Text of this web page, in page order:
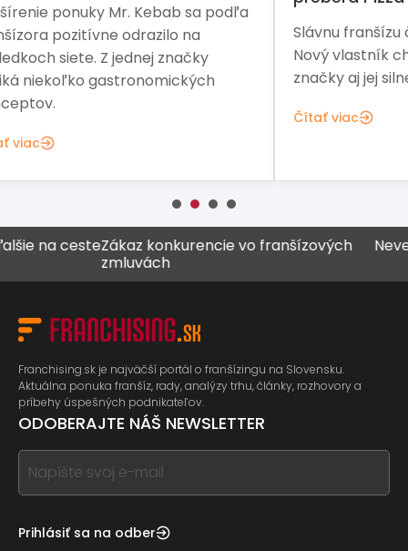
Slávnu franšízu čaká ďalšia etapa.
Nový vlastník chce obnoviť rast
značky aj jej silnejšiu pozíciu na trhu.
na cesteZákaz konkurencie vo franšízových
zmluvách
Never
Franchising.sk je najväčší portál o franšízingu na Slovensku.
Aktuálna ponuka franšíz, rady, analýzy trhu, články, rozhovory a
príbehy úspešných podnikateľov.
ODOBERAJTE NÁŠ NEWSLETTER
If
you
this,
Prihlásiť sa na odber